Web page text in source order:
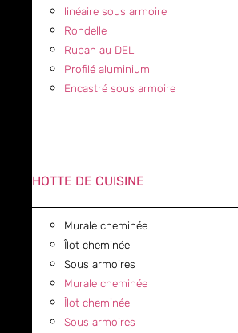
linéaire sous armoire
Rondelle
Ruban au DEL
Profilé aluminium
Encastré sous armoire
HOTTE DE CUISINE
Murale cheminée
Îlot cheminée
Sous armoires
Murale cheminée
Îlot cheminée
Sous armoires